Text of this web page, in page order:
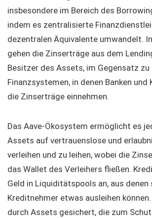
insbesondere im Bereich des
indem es zentralisierte
dezentralen Äquivalente umwandelt.
gehen die Zinserträge aus dem
Besitzer des Assets, im Gegensatz zu
Finanzsystemen, in denen Banken
die Zinserträge einnehmen.
Das Aave-Ökosystem ermöglicht es
Assets auf vertrauenslose und
verleihen und zu leihen, wobei die
das Wallet des Verleihers fließen.
Geld in Liquiditätspools an, aus denen
Kreditnehmer etwas ausleihen
durch Assets gesichert, die zum